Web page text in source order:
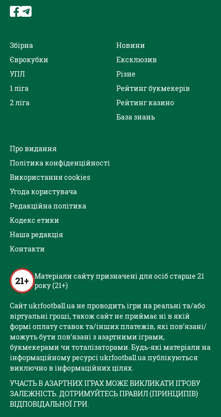
Збірна
Єврокубки
УПЛ
1 ліга
2 ліга
Новини
Ексклюзив
Різне
Рейтинг букмекерів
Рейтинг казино
База знань
Про видання
Політика конфіденційності
Використання cookies
Угода користувача
Редакційна політика
Кодекс етики
Наша редакція
Контакти
21+ Матеріали сайту призначені для осіб старше 21
року (21+)
Сайт ukrfootball.ua не проводить ігри на реальні та/або
віртуальні гроші, також сайт не приймає ні в якій
формі оплату ставок та/інших платежів, які пов’язані/
можуть бути пов’язані з азартними іграми,
букмекерами чи тоталізаторами. Будь-які матеріали на
інформаційному ресурсі ukrfootball.ua публікуються
виключно в інформаційних цілях.
УЧАСТЬ В АЗАРТНИХ ІГРАХ МОЖЕ ВИКЛИКАТИ ІГРОВУ
ЗАЛЕЖНІСТЬ. ДОТРИМУЙТЕСЬ ПРАВИЛ (ПРИНЦИПІВ)
ВІДПОВІДАЛЬНОЇ ГРИ.